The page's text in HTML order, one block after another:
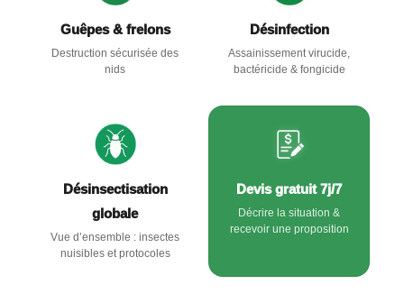
Guêpes & frelons
Destruction sécurisée des
nids
Désinfection
Assainissement virucide,
bactéricide & fongicide
Désinsectisation
globale
Vue d’ensemble : insectes
nuisibles et protocoles
Devis gratuit 7j/7
Décrire la situation &
recevoir une proposition